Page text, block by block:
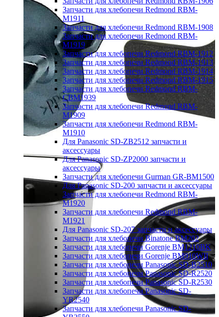
Запчасти для хлебопечи Redmond RBM-
M1911
Запчасти для хлебопечи Redmond RBM-1908
Запчасти для хлебопечи Redmond RBM-
M1919
Запчасти для хлебопечи Redmond RBM-1912
Запчасти для хлебопечи Redmond RBM-1913
Запчасти для хлебопечи Redmond RBM-1914
Запчасти для хлебопечи Redmond RBM-1915
Запчасти для хлебопечи Redmond RBM-
CBM1939
Запчасти для хлебопечи Redmond RBM-
M1909
Запчасти для хлебопечи Redmond RBM-
M1910
Для Panasonic SD-ZB2512 запчасти и
аксессуары
Для Panasonic SD-ZP2000 запчасти и
аксессуары
Запчасти для хлебопечи Gurman GR-BM1500
Для Panasonic SD-200 запчасти и аксессуары
Запчасти для хлебопечи Redmond RBM-
M1920
Запчасти для хлебопечи Redmond RBM-
M1921
Для Panasonic SD-207 запчасти и аксессуары
Запчасти для хлебопечи Binatone BM202
Запчасти для хлебопечи Gorenje BM1210BK
Запчасти для хлебопечи Gorenje BM910WII
Запчасти для хлебопечи Panasonic SD-B2510
Запчасти для хлебопечи Panasonic SD-R2520
Запчасти для хлебопечи Panasonic SD-R2530
Запчасти для хлебопечи Panasonic SD-
YR2540
Запчасти для хлебопечи Panasonic SD-